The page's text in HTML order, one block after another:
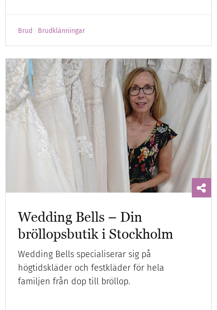
Brud Brudklänningar
Wedding Bells – Din
bröllopsbutik i Stockholm
Wedding Bells specialiserar sig på
högtidskläder och festkläder för hela
familjen från dop till bröllop.